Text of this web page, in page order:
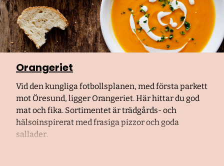
Orangeriet
Vid den kungliga fotbollsplanen, med första parkett
mot Öresund, ligger Orangeriet. Här hittar du god
mat och fika. Sortimentet är trädgårds- och
hälsoinspirerat med frasiga pizzor och goda
sallader.